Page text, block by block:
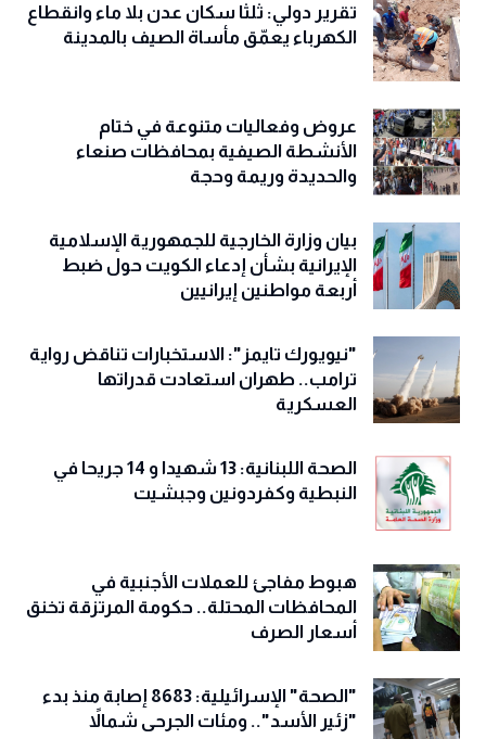
تقرير دولي: ثلثا سكان عدن بلا ماء وانقطاع
الكهرباء يعمّق مأساة الصيف بالمدينة
عروض وفعاليات متنوعة في ختام
الأنشطة الصيفية بمحافظات صنعاء
والحديدة وريمة وحجة
‏بيان وزارة الخارجية للجمهورية الإسلامية
الإيرانية بشأن إدعاء الكويت حول ضبط
أربعة مواطنين إيرانيين
"نيويورك تايمز": الاستخبارات تناقض رواية
ترامب.. طهران استعادت قدراتها
العسكرية
الصحة اللبنانية: 13 شهيدا و 14 جريحا في
النبطية وكفردونين وجبشيت
هبوط مفاجئ للعملات الأجنبية في
المحافظات المحتلة.. حكومة المرتزقة تخنق
أسعار الصرف
"الصحة" الإسرائيلية: 8683 إصابة منذ بدء
"زئير الأسد".. ومئات الجرحى شمالاً